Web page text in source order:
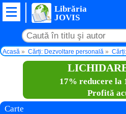
Librăria
JOVIS
Acasă Cărți: Dezvoltare personală
17% reducere la
Profită
Carte